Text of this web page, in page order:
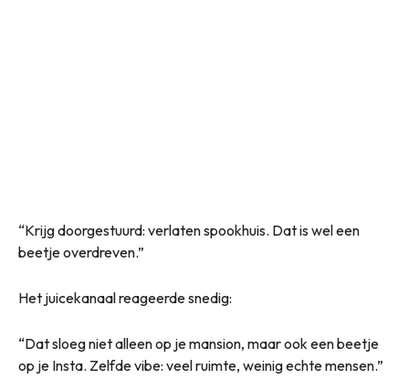
“Krijg doorgestuurd: verlaten spookhuis. Dat is wel een
beetje overdreven.”
Het juicekanaal reageerde snedig:
“Dat sloeg niet alleen op je mansion, maar ook een beetje
op je Insta. Zelfde vibe: veel ruimte, weinig echte mensen.”